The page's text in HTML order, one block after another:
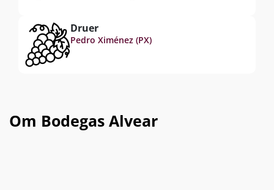
har den et nærmest uendeligt
lagringspotentiale, ifølge Bodegas Alvear.
Druer
Pedro Ximénez (PX)
Om Bodegas Alvear